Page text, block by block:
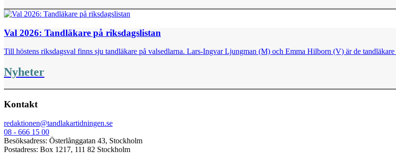
Val 2026: Tandläkare på riksdagslistan
Till höstens riksdagsval finns sju tandläkare på valsedlarna. Lars-Ingvar Ljungman (M) och Emma Hilborn (V) är de
Nyheter
Kontakt
redaktionen@tandlakartidningen.se
08 - 666 15 00
Besöksadress: Österlånggatan 43, Stockholm
Postadress: Box 1217, 111 82 Stockholm